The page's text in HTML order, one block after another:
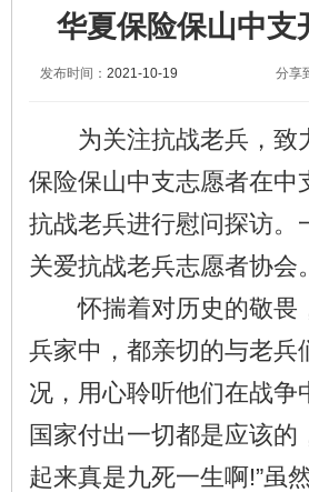
华夏保险保山中支
发布时间： 2021-10-19 分享
为关注抗战老兵，致
保险保山中支志愿者在中
抗战老兵进行慰问探访
关爱抗战老兵志愿者协会。
怀揣着对历史的敬畏
兵家中，都亲切的与老
况，用心聆听他们在战争
国家付出一切都是应该
起来真是九死一生啊!”虽